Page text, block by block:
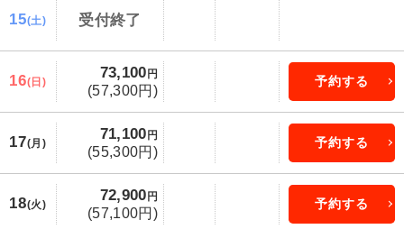
15(土) 受付終了
16(日)
73,100 円
(57,300円)
予約する
17(月)
71,100 円
(55,300円)
予約する
18(火)
72,900 円
(57,100円)
予約する